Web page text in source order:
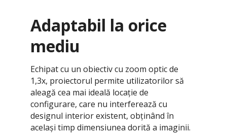
Adaptabil la orice
mediu
Echipat cu un obiectiv cu zoom optic de
1,3x, proiectorul permite utilizatorilor să
aleagă cea mai ideală locație de
configurare, care nu interferează cu
designul interior existent, obținând în
același timp dimensiunea dorită a imaginii.